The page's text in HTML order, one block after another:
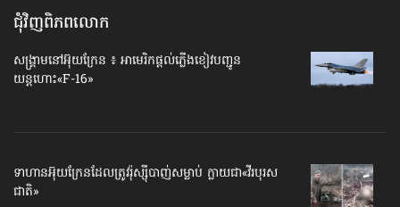
ជុំវិញពិភពលោក
សង្គ្រាមនៅអ៊ុយក្រែន ៖ អាមេរិកផ្ដល់ភ្លើងខៀវបញ្ជូន
យន្តហោះ«F-16»
ទាហានអ៊ុយក្រែន​ដែលត្រូវរ៉ុស្ស៊ី​បាញ់សម្លាប់ ក្លាយជា«វីរបុរស
ជាតិ»